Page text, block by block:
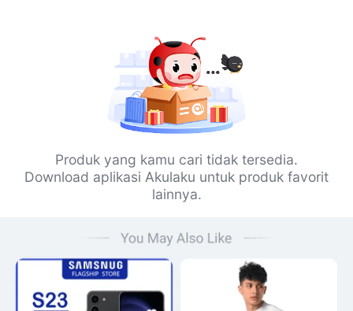
Produk yang kamu cari tidak tersedia.
Download aplikasi Akulaku untuk produk favorit
lainnya.